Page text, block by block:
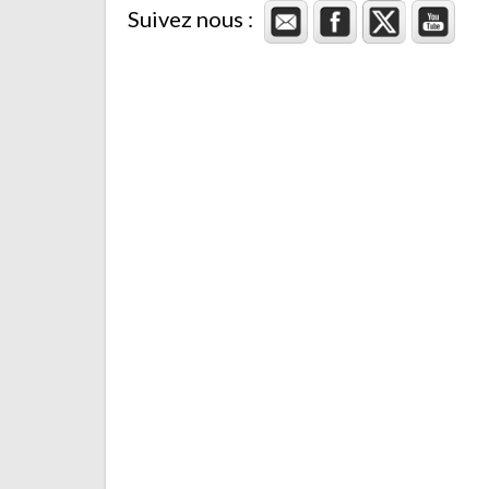
Suivez nous :